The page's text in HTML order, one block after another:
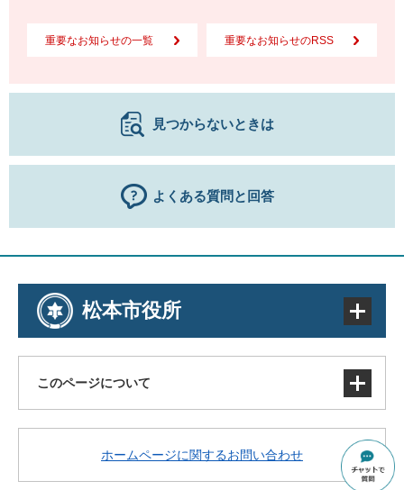
重要なお知らせの一覧 重要なお知らせのRSS
見つからないときは
よくある質問と回答
松本市役所
このページについて
著作権・免責事項・リンク
ホームページに関するお問い合わせ